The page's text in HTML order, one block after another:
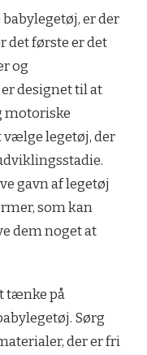
er der
det første er det
og
designet til at
motoriske
vælge legetøj, der
gavn af legetøj
som kan
dem noget at
tænke på
Sørg
der er fri